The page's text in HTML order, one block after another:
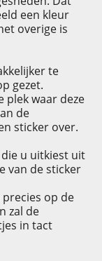
een kleur
overige is
te
gezet.
plek waar deze
de
sticker over.
u uitkiest uit
van de sticker
op de
zal de
in tact